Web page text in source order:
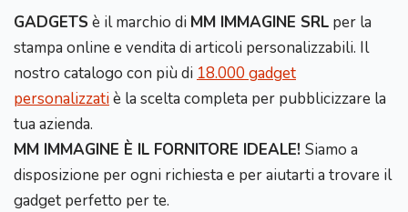
GADGETS è il marchio di MM IMMAGINE SRL per la
stampa online e vendita di articoli personalizzabili. Il
nostro catalogo con più di 18.000 gadget
personalizzatiè la scelta completa per pubblicizzare la
tua azienda.
MM IMMAGINE È IL FORNITORE IDEALE! Siamo a
disposizione per ogni richiesta e per aiutarti a trovare il
gadget perfetto per te.